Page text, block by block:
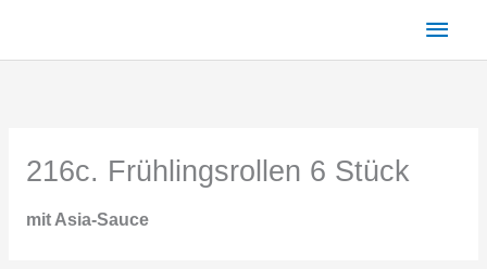
216c. Frühlingsrollen 6 Stück
mit Asia-Sauce